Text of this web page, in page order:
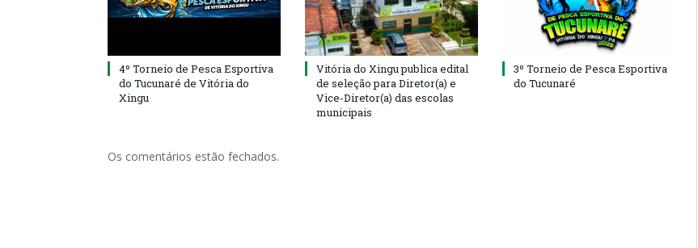
4º Torneio de Pesca Esportiva
do Tucunaré de Vitória do
Xingu
Vitória do Xingu publica edital
de seleção para Diretor(a) e
Vice-Diretor(a) das escolas
municipais
3º Torneio de Pesca Esportiva
do Tucunaré
Os comentários estão fechados.